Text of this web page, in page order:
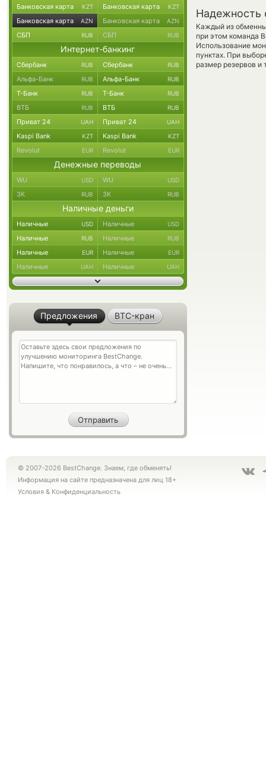
Надежность
Каждый из
при этом команда
Использование
пунктах. При
размер резервов и
Банковская карта KZT Банковская карта KZT
Банковская карта AZN Банковская карта AZN
СБП RUB СБП RUB
Интернет-банкинг
Сбербанк RUB Сбербанк RUB
Альфа-Банк RUB Альфа-Банк RUB
Т-Банк RUB Т-Банк RUB
ВТБ RUB ВТБ RUB
Приват 24 UAH Приват 24 UAH
Kaspi Bank KZT Kaspi Bank KZT
Revolut EUR Revolut EUR
Денежные переводы
WU USD WU USD
ЗК RUB ЗК RUB
Наличные деньги
Наличные USD Наличные USD
Наличные RUB Наличные RUB
Наличные EUR Наличные EUR
Наличные UAH Наличные UAH
Предложения BTC-кран
© 2007-2026 BestChange. Знаем, где обменять!
Информация на сайте предназначена для лиц 18+
Условия & Конфиденциальность